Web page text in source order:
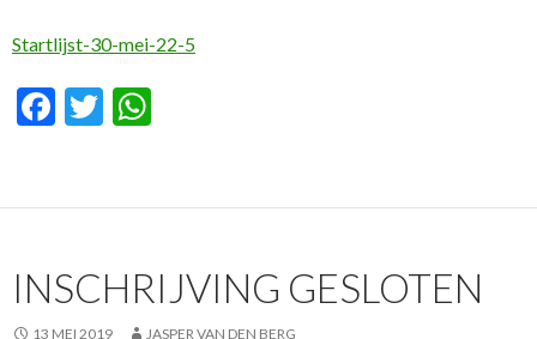
Startlijst-30-mei-22-5
F
b
o
T
er s
p
INSCHRIJVING GESLOTEN
13 MEI 2019 JASPER VAN DEN BERG